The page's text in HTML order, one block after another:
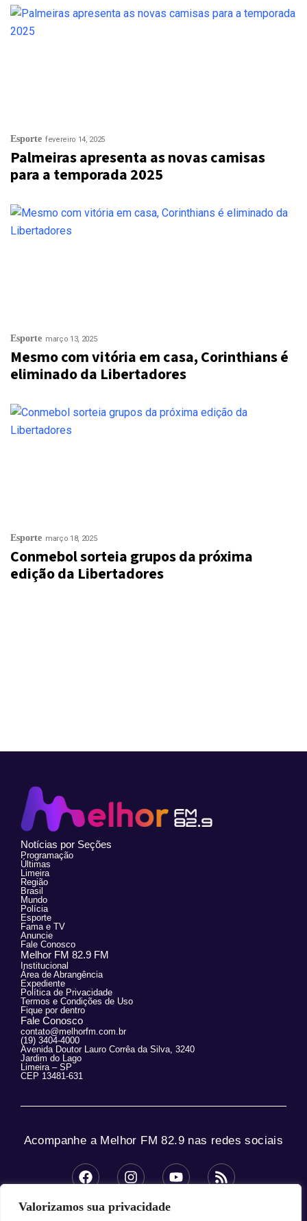
Valorizamos sua privacidade
Esporte fevereiro 14, 2025
Palmeiras apresenta as novas camisas
para a temporada 2025
Esporte março 13, 2025
Mesmo com vitória em casa, Corinthians é
eliminado da Libertadores
Esporte março 18, 2025
Conmebol sorteia grupos da próxima
edição da Libertadores
Notícias por Seções
Programação
Últimas
Limeira
Região
Brasil
Mundo
Polícia
Esporte
Fama e TV
Anuncie
Fale Conosco
Melhor FM 82.9 FM
Institucional
Área de Abrangência
Expediente
Política de Privacidade
Termos e Condições de Uso
Fique por dentro
Fale Conosco
contato@melhorfm.com.br
(19) 3404-4000
Avenida Doutor Lauro Corrêa da Silva, 3240
Jardim do Lago
Limeira – SP
CEP 13481-631
Acompanhe a Melhor FM 82.9 nas redes sociais
© 2025 Melhor FM 82.9 – Todos os direitos